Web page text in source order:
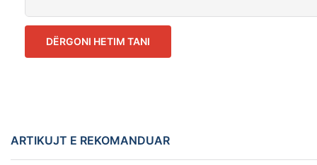
DËRGONI HETIM TANI
ARTIKUJT E REKOMANDUAR